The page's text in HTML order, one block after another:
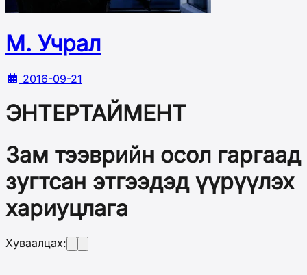
М. Учрал
2016-09-21
ЭНТЕРТАЙМЕНТ
Зам тээврийн осол гаргаад
зугтсан этгээдэд үүрүүлэх
хариуцлага
Хуваалцах: